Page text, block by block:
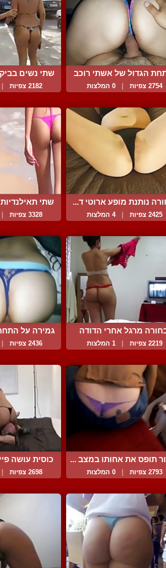
הגדול של אשתי רוכב
...
2754 צפיות 0 המלצות
שתי נשים
2182 צפיות
נותנת מופע ארוטי ד...
2425 צפיות 4 המלצות
שתי
3328 צפיות
מרגל אחרי הדודה
של...
2219 צפיות 1 המלצות
גמירה על
...
2436 צפיות
תופס את אחותו במצב ...
2793 צפיות 0 המלצות
כוסית עושה
2698 צפיות